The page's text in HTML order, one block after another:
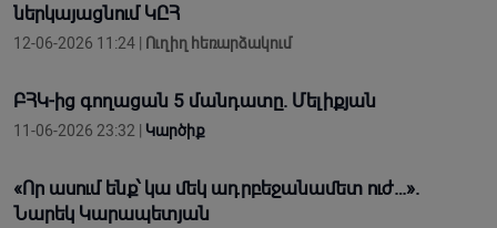
ներկայացնում ԿԸՀ
12-06-2026 11:24 | Ուղիղ հեռարձակում
ԲՀԿ-ից գողացան 5 մանդատը. Մելիքյան
11-06-2026 23:32 | Կարծիք
«Որ ասում ենք՝ կա մեկ ադրբեջանամետ ուժ…».
Նարեկ Կարապետյան